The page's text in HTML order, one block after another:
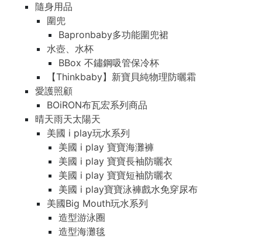
隨身用品
圍兜
Bapronbaby多功能圍兜裙
水壺、水杯
BBox 不鏽鋼吸管保冷杯
【Thinkbaby】新寶貝純物理防曬霜
愛護照顧
BOiRON布瓦宏系列商品
晴天雨天太陽天
美國 i play玩水系列
美國 i play 寶寶海灘褲
美國 i play 寶寶長袖防曬衣
美國 i play 寶寶短袖防曬衣
美國 i play寶寶泳褲戲水免穿尿布
美國Big Mouth玩水系列
造型游泳圈
造型海灘毯